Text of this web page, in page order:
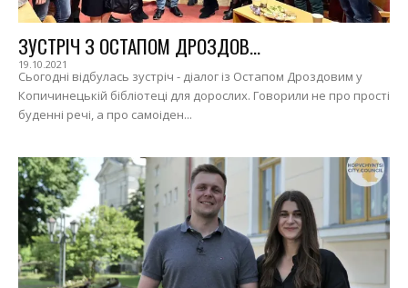
ЗУСТРІЧ З ОСТАПОМ ДРОЗДОВ...
19.10.2021
Сьогодні відбулась зустріч - діалог із Остапом Дроздовим у
Копичинецькій бібліотеці для дорослих. Говорили не про прості
буденні речі, а про самоіден...